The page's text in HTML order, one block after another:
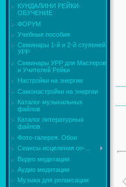
КУНДАЛИНИ РЕЙКИ-
ОБУЧЕНИЕ
ФОРУМ
Учебные пособия
Семинары 1-й и 2-й ступеней
УРР
Семинары УРР для Мастеров
и Учителей Рейки
Настройки на энергии
Самонастройки на энергии
Каталог музыкальных
файлов
Каталог литературных
файлов
Фото-галерея. Обои
Сеансы исцеления on-...
Видео медитации
Аудио медитации
Музыка для релаксации